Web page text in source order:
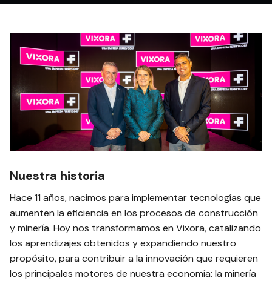
Nuestra historia
Hace 11 años, nacimos para implementar tecnologías que
aumenten la eficiencia en los procesos de construcción
y minería. Hoy nos transformamos en Vixora, catalizando
los aprendizajes obtenidos y expandiendo nuestro
propósito, para contribuir a la innovación que requieren
los principales motores de nuestra economía: la minería